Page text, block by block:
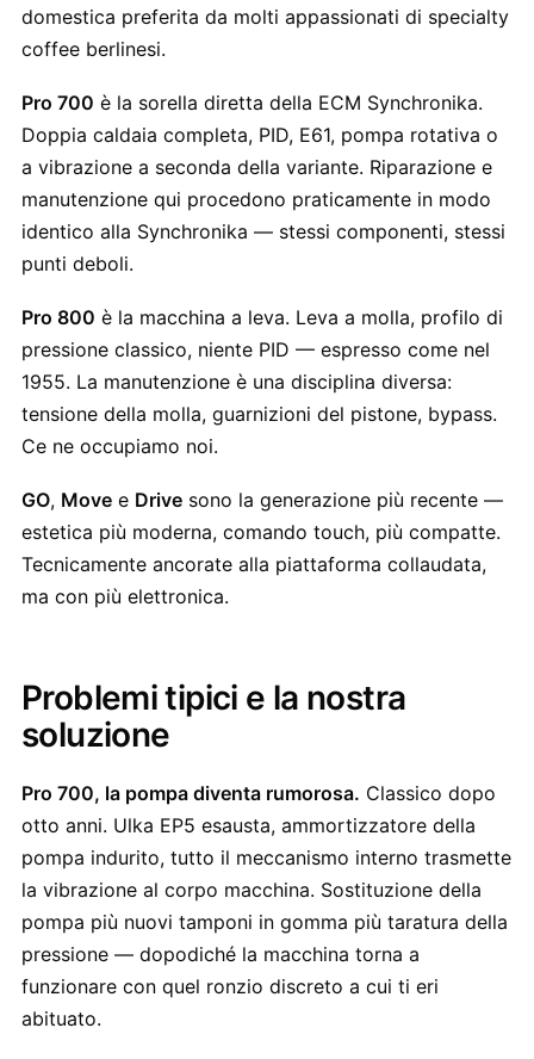
domestica preferita da molti appassionati di specialty
coffee berlinesi.
Pro 700 è la sorella diretta della ECM Synchronika.
Doppia caldaia completa, PID, E61, pompa rotativa o
a vibrazione a seconda della variante. Riparazione e
manutenzione qui procedono praticamente in modo
identico alla Synchronika — stessi componenti, stessi
punti deboli.
Pro 800 è la macchina a leva. Leva a molla, profilo di
pressione classico, niente PID — espresso come nel
1955. La manutenzione è una disciplina diversa:
tensione della molla, guarnizioni del pistone, bypass.
Ce ne occupiamo noi.
GO, Move e Drive sono la generazione più recente —
estetica più moderna, comando touch, più compatte.
Tecnicamente ancorate alla piattaforma collaudata,
ma con più elettronica.
Problemi tipici e la nostra
soluzione
Pro 700, la pompa diventa rumorosa. Classico dopo
otto anni. Ulka EP5 esausta, ammortizzatore della
pompa indurito, tutto il meccanismo interno trasmette
la vibrazione al corpo macchina. Sostituzione della
pompa più nuovi tamponi in gomma più taratura della
pressione — dopodiché la macchina torna a
funzionare con quel ronzio discreto a cui ti eri
abituato.